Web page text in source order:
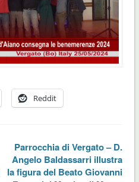
Reddit
Parrocchia di Vergato – D.
Angelo Baldassarri illustra
la figura del Beato Giovanni